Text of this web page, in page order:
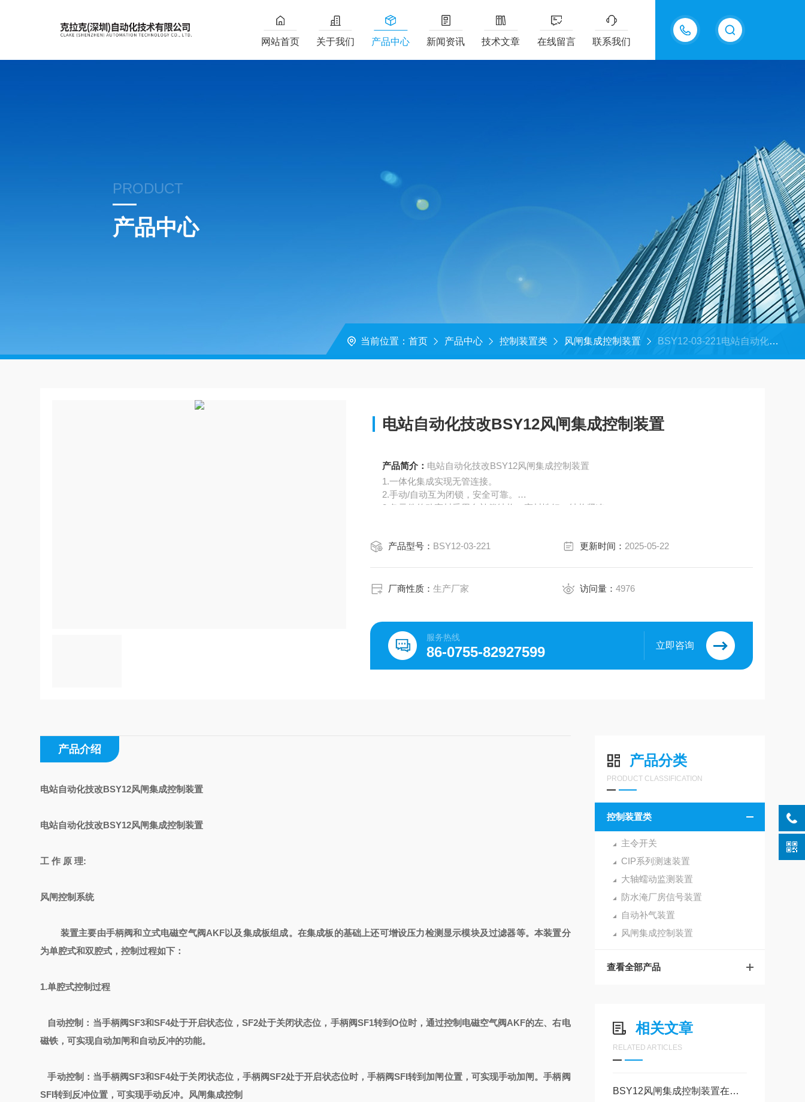
15361889375
网站首页 关于我们 产品中心 新闻资讯 技术文章 在线留言 联系我们
PRODUCT
产品中心
当前位置： 首页 产品中心 控制装置类 风闸集成控制装置 BSY12-03-221电站自动化技改BSY12风闸集成控制装置
电站自动化技改BSY12风闸集成控制装置
产品简介： 电站自动化技改BSY12风闸集成控制装置
1.一体化集成实现无管连接。
2.手动/自动互为闭锁，安全可靠。
3.各元件的动密封采用自补偿结构，密封性好，结构紧凑。
产品型号： BSY12-03-221 更新时间： 2025-05-22
厂商性质：生产厂家 访问量： 4976
服务热线
86-0755-82927599 立即咨询
产品分类
PRODUCT CLASSIFICATION
控制装置类
主令开关
CIP系列测速装置
大轴蠕动监测装置
防水淹厂房信号装置
自动补气装置
风闸集成控制装置
查看全部产品
相关文章
RELATED ARTICLES
BSY12风闸集成控制装置在通风系统中的关键作用说明
产品介绍
电站自动化技改BSY12风闸集成控制装置
电站自动化技改BSY12风闸集成控制装置
工 作 原 理:
风闸控制系统
装置主要由手柄阀和立式电磁空气阀AKF以及集成板组成。在集成板的基础上还可增设压力检测显示模块及过滤器等。本装置分
为单腔式和双腔式，控制过程如下：
1.单腔式控制过程
自动控制：当手柄阀SF3和SF4处于开启状态位，SF2处于关闭状态位，手柄阀SF1转到O位时，通过控制电磁空气阀AKF的左、右电
磁铁，可实现自动加闸和自动反冲的功能。
手动控制：当手柄阀SF3和SF4处于关闭状态位，手柄阀SF2处于开启状态位时，手柄阀SFI转到加闸位置，可实现手动加闸。手柄阀
SFI转到反冲位置，可实现手动反冲。风闸集成控制